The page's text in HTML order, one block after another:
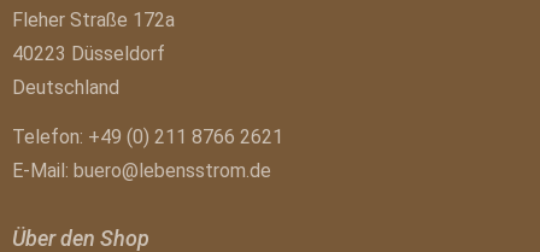
Fleher Straße 172a
40223 Düsseldorf
Deutschland
Telefon: +49 (0) 211 8766 2621
E-Mail: buero@lebensstrom.de
Über den Shop